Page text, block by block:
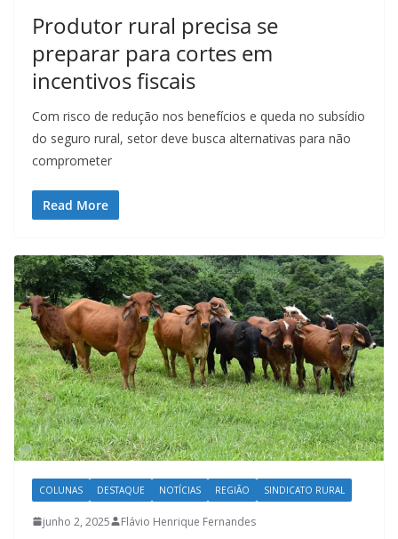
Produtor rural precisa se
preparar para cortes em
incentivos fiscais
Com risco de redução nos benefícios e queda no subsídio
do seguro rural, setor deve busca alternativas para não
comprometer
Read More
COLUNAS DESTAQUE NOTÍCIAS REGIÃO SINDICATO RURAL
junho 2, 2025 Flávio Henrique Fernandes